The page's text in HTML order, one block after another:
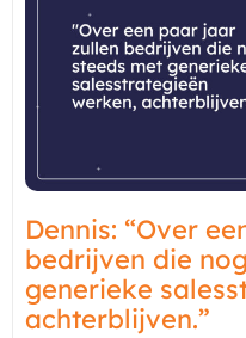
Dennis: “Over
bedrijven die
generieke
achterblijven.”